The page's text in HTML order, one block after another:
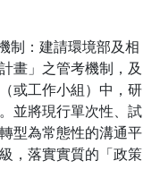
制：建請環境部及相
畫」之管考機制，及
或工作小組）中，研
並將現行單次性、試
型為常態性的溝通平
，落實實質的「政策